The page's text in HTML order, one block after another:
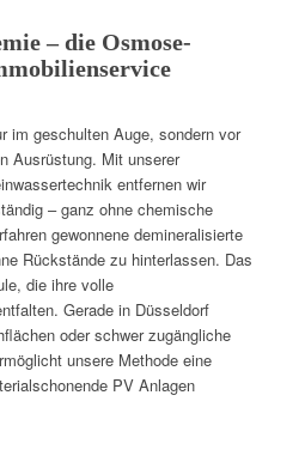
– die Osmose-
im geschulten Auge, sondern vor
Ausrüstung. Mit unserer
entfernen wir
– ganz ohne chemische
gewonnene demineralisierte
Rückstände zu hinterlassen. Das
die ihre volle
Gerade in Düsseldorf
oder schwer zugängliche
unsere Methode eine
PV Anlagen